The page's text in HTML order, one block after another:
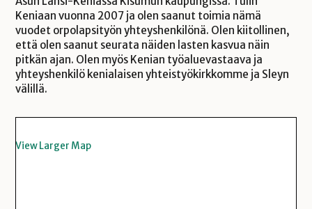
Keniaan vuonna 2007 ja olen saanut toimia nämä
vuodet orpolapsityön yhteyshenkilönä. Olen kiitollinen,
että olen saanut seurata näiden lasten kasvua näin
pitkän ajan. Olen myös Kenian työaluevastaava ja
yhteyshenkilö kenialaisen yhteistyökirkkomme ja Sleyn
välillä.
View Larger Map